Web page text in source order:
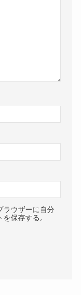
ラウザーに自分
保存する。